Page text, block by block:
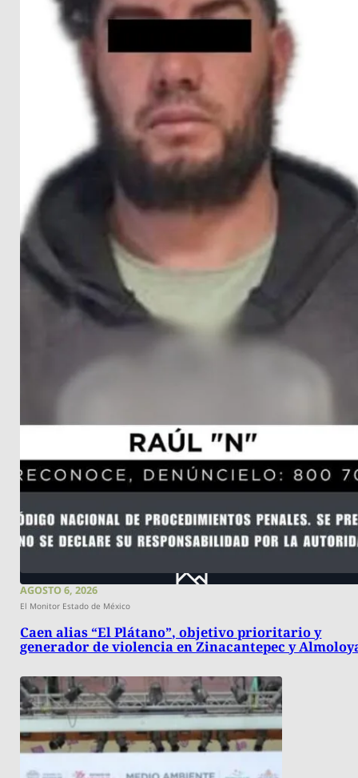
AGOSTO 6, 2026
El Monitor Estado de México
Caen alias “El Plátano”, objetivo prioritario y
generador de violencia en Zinacantepec y